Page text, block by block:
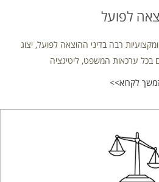
לפועל
רבה בדיני ההוצאה לפועל, יצוג
בכל ערכאות המשפט, ליטיגציה
לקרוא>>